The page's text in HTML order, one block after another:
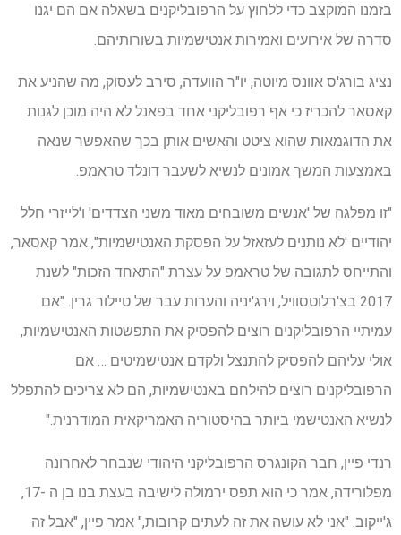
בזמנו המוקצב כדי ללחוץ על הרפובליקנים בשאלה אם הם יגנו
סדרה של אירועים ואמירות אנטישמיות בשורותיהם.
נציג בורג'ס אוונס מיוטה, יו"ר הוועדה, סירב לעסוק, מה שהניע את
קאסאר להכריז כי אף רפובליקני אחד בפאנל לא היה מוכן לגנות
את הדוגמאות שהוא ציטט והאשים אותן בכך שהאפשר שנאה
באמצעות המשך אמונים לנשיא לשעבר דונלד טראמפ.
"זו מפלגה של 'אנשים משובחים מאוד משני הצדדים' ו'לייזרי חלל
יהודיים 'לא נותנים לעזאזל על הפסקת האנטישמיות", אמר קאסאר,
והתייחס לתגובה של טראמפ על עצרת "התאחד הזכות" לשנת
2017 בצ'רלוטסוויל, וירג'יניה והערות עבר של טיילור גרין. "אם
עמיתיי הרפובליקנים רוצים להפסיק את התפשטות האנטישמיות,
אולי עליהם להפסיק להתנצל ולקדם אנטישמיטים … אם
הרפובליקנים רוצים להילחם באנטישמיות, הם לא צריכים להתפלל
לנשיא האנטישמי ביותר בהיסטוריה האמריקאית המודרנית."
רנדי פיין, חבר הקונגרס הרפובליקני היהודי שנבחר לאחרונה
מפלורידה, אמר כי הוא תפס ירמולה לישיבה בעצת בנו בן ה -17,
ג'ייקוב. "אני לא עושה את זה לעתים קרובות," אמר פיין, "אבל זה